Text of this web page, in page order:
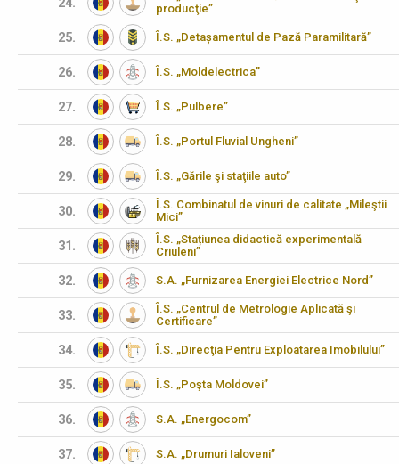
producţie”
25. Î.S. „Detașamentul de Pază Paramilitară”
26. Î.S. „Moldelectrica”
27. Î.S. „Pulbere”
28. Î.S. „Portul Fluvial Ungheni”
29. Î.S. „Gările şi staţiile auto”
30.
Î.S. Combinatul de vinuri de calitate „Mileştii
Mici”
31.
Î.S. „Stațiunea didactică experimentală
Criuleni”
32. S.A. „Furnizarea Energiei Electrice Nord”
33.
Î.S. „Centrul de Metrologie Aplicată şi
Certificare”
34. Î.S. „Direcţia Pentru Exploatarea Imobilului”
35. Î.S. „Poşta Moldovei”
36. S.A. „Energocom”
37. S.A. „Drumuri Ialoveni”